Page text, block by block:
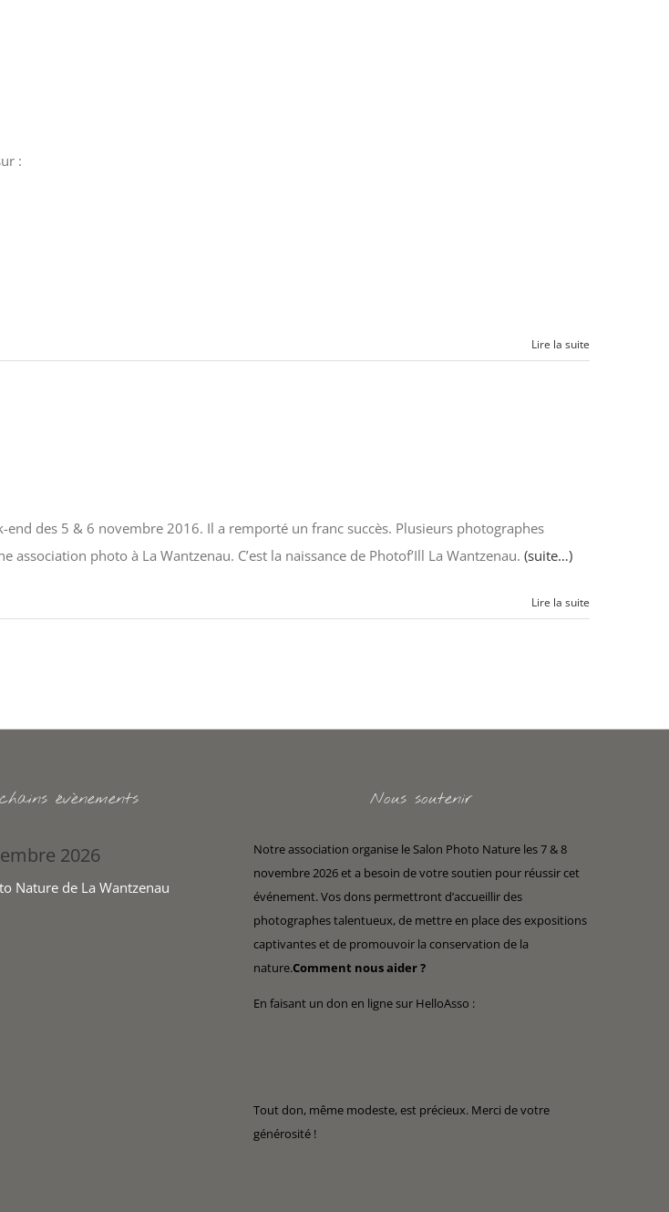
:
Lire la suite
end des 5 & 6 novembre 2016. Il a remporté un franc succès. Plusieurs photographes
photo à La Wantzenau. C’est la naissance de Photof’Ill La Wantzenau. (suite…)
Lire la suite
évènements
2026
Nature de La Wantzenau
Nous soutenir
Notre association organise le Salon Photo Nature les 7 & 8
novembre 2026 et a besoin de votre soutien pour réussir cet
événement. Vos dons permettront d’accueillir des
photographes talentueux, de mettre en place des expositions
captivantes et de promouvoir la conservation de la
nature.Comment nous aider ?
En faisant un don en ligne sur HelloAsso :
Tout don, même modeste, est précieux. Merci de votre
générosité !